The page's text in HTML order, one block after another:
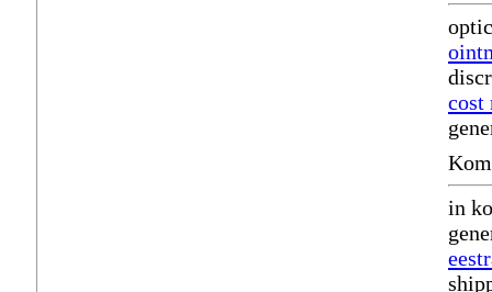
cost
in